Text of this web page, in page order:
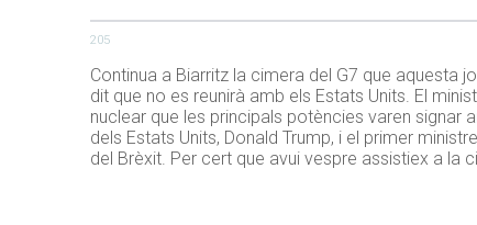
205
Continua a Biarritz la cimera del G7 que aquesta
dit que no es reunirà amb els Estats Units. El
nuclear que les principals potències varen signar
dels Estats Units, Donald Trump, i el primer
del Brèxit. Per cert que avui vespre assistiex a la